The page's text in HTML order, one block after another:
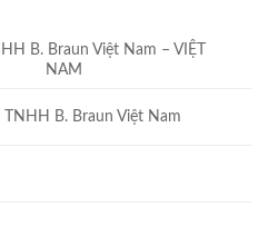
B. Braun Việt Nam – VIỆT
NAM
TNHH B. Braun Việt Nam